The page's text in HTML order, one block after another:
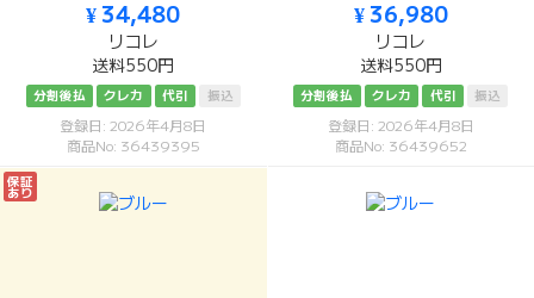
¥ 34,480
リコレ
送料550円
分割後払 クレカ 代引 振込
登録日: 2026年4月8日
商品No: 36439395
¥ 36,980
リコレ
送料550円
分割後払 クレカ 代引 振込
登録日: 2026年4月8日
商品No: 36439652
保証
あり